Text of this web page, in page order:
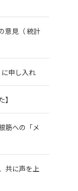
意見（ 統計
申し入れ
筋への「メ
共に声を上